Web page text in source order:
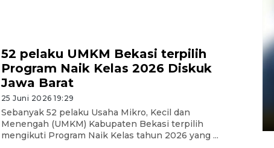
52 pelaku UMKM Bekasi terpilih
Program Naik Kelas 2026 Diskuk
Jawa Barat
25 Juni 2026 19:29
Sebanyak 52 pelaku Usaha Mikro, Kecil dan
Menengah (UMKM) Kabupaten Bekasi terpilih
mengikuti Program Naik Kelas tahun 2026 yang ...
Pelanggan Filaha Farm setia
sampai 8 tahan?
1 Juni 2026 05:47